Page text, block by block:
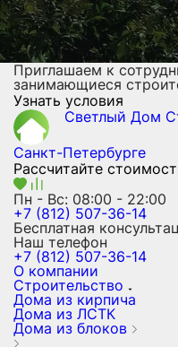
Приглашаем к
занимающиеся
Узнать условия
Светлый Дом
Санкт-Петербурге
Рассчитайте
Пн - Вс: 08:00 - 22:00
+7 (812) 507-36-14
Бесплатная
Наш телефон
+7 (812) 507-36-14
О компании
Строительство
Дома из кирпича
Дома из ЛСТК
Дома из блоков